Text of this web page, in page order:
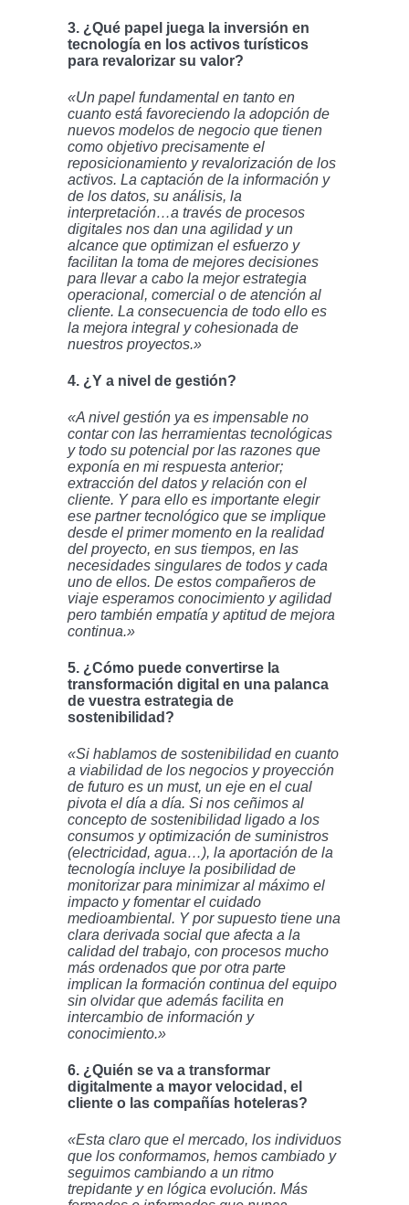
3. ¿Qué papel juega la inversión en
tecnología en los activos turísticos
para revalorizar su valor?
«Un papel fundamental en tanto en
cuanto está favoreciendo la adopción de
nuevos modelos de negocio que tienen
como objetivo precisamente el
reposicionamiento y revalorización de los
activos. La captación de la información y
de los datos, su análisis, la
interpretación…a través de procesos
digitales nos dan una agilidad y un
alcance que optimizan el esfuerzo y
facilitan la toma de mejores decisiones
para llevar a cabo la mejor estrategia
operacional, comercial o de atención al
cliente. La consecuencia de todo ello es
la mejora integral y cohesionada de
nuestros proyectos.»
4. ¿Y a nivel de gestión?
«A nivel gestión ya es impensable no
contar con las herramientas tecnológicas
y todo su potencial por las razones que
exponía en mi respuesta anterior;
extracción del datos y relación con el
cliente. Y para ello es importante elegir
ese partner tecnológico que se implique
desde el primer momento en la realidad
del proyecto, en sus tiempos, en las
necesidades singulares de todos y cada
uno de ellos. De estos compañeros de
viaje esperamos conocimiento y agilidad
pero también empatía y aptitud de mejora
continua.»
5. ¿Cómo puede convertirse la
transformación digital en una palanca
de vuestra estrategia de
sostenibilidad?
«Si hablamos de sostenibilidad en cuanto
a viabilidad de los negocios y proyección
de futuro es un must, un eje en el cual
pivota el día a día. Si nos ceñimos al
concepto de sostenibilidad ligado a los
consumos y optimización de suministros
(electricidad, agua…), la aportación de la
tecnología incluye la posibilidad de
monitorizar para minimizar al máximo el
impacto y fomentar el cuidado
medioambiental. Y por supuesto tiene una
clara derivada social que afecta a la
calidad del trabajo, con procesos mucho
más ordenados que por otra parte
implican la formación continua del equipo
sin olvidar que además facilita en
intercambio de información y
conocimiento.»
6. ¿Quién se va a transformar
digitalmente a mayor velocidad, el
cliente o las compañías hoteleras?
«Esta claro que el mercado, los individuos
que los conformamos, hemos cambiado y
seguimos cambiando a un ritmo
trepidante y en lógica evolución. Más